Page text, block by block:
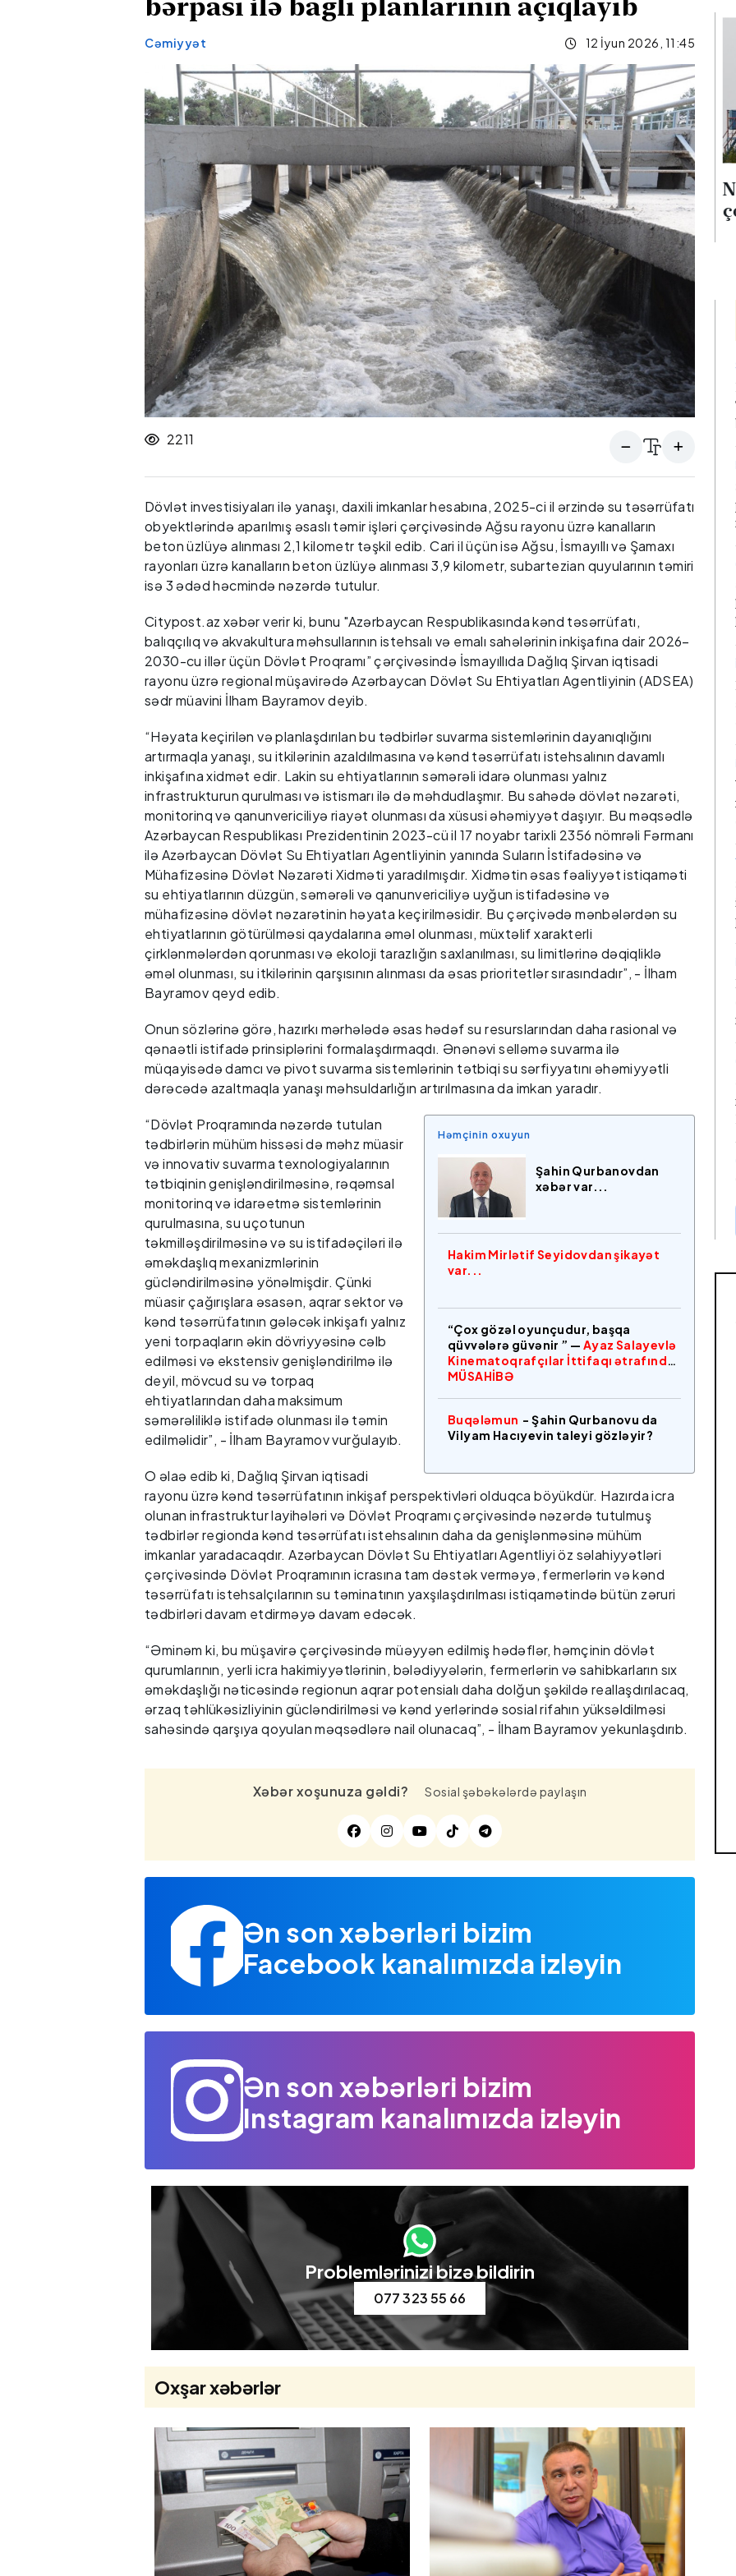
bərpası ilə bağlı planlarının açıqlayıb
Cəmiyyət 12 İyun 2026, 11:45
2211
Dövlət investisiyaları ilə yanaşı, daxili imkanlar hesabına, 2025-ci il ərzində su təsərrüfatı
obyektlərində aparılmış əsaslı təmir işləri çərçivəsində Ağsu rayonu üzrə kanalların
beton üzlüyə alınması 2,1 kilometr təşkil edib. Cari il üçün isə Ağsu, İsmayıllı və Şamaxı
rayonları üzrə kanalların beton üzlüyə alınması 3,9 kilometr, subartezian quyularının təmiri
isə 3 ədəd həcmində nəzərdə tutulur.
Citypost.az xəbər verir ki, bunu "Azərbaycan Respublikasında kənd təsərrüfatı,
balıqçılıq və akvakultura məhsullarının istehsalı və emalı sahələrinin inkişafına dair 2026–
2030-cu illər üçün Dövlət Proqramı” çərçivəsində İsmayıllıda Dağlıq Şirvan iqtisadi
rayonu üzrə regional müşavirədə Azərbaycan Dövlət Su Ehtiyatları Agentliyinin (ADSEA)
sədr müavini İlham Bayramov deyib.
“Həyata keçirilən və planlaşdırılan bu tədbirlər suvarma sistemlərinin dayanıqlığını
artırmaqla yanaşı, su itkilərinin azaldılmasına və kənd təsərrüfatı istehsalının davamlı
inkişafına xidmət edir. Lakin su ehtiyatlarının səmərəli idarə olunması yalnız
infrastrukturun qurulması və istismarı ilə də məhdudlaşmır. Bu sahədə dövlət nəzarəti,
monitorinq və qanunvericiliyə riayət olunması da xüsusi əhəmiyyət daşıyır. Bu məqsədlə
Azərbaycan Respublikası Prezidentinin 2023-cü il 17 noyabr tarixli 2356 nömrəli Fərmanı
ilə Azərbaycan Dövlət Su Ehtiyatları Agentliyinin yanında Suların İstifadəsinə və
Mühafizəsinə Dövlət Nəzarəti Xidməti yaradılmışdır. Xidmətin əsas fəaliyyət istiqaməti
su ehtiyatlarının düzgün, səmərəli və qanunvericiliyə uyğun istifadəsinə və
mühafizəsinə dövlət nəzarətinin həyata keçirilməsidir. Bu çərçivədə mənbələrdən su
ehtiyatlarının götürülməsi qaydalarına əməl olunması, müxtəlif xarakterli
çirklənmələrdən qorunması və ekoloji tarazlığın saxlanılması, su limitlərinə dəqiqliklə
əməl olunması, su itkilərinin qarşısının alınması da əsas prioritetlər sırasındadır”, - İlham
Bayramov qeyd edib.
Onun sözlərinə görə, hazırkı mərhələdə əsas hədəf su resurslarından daha rasional və
qənaətli istifadə prinsiplərini formalaşdırmaqdı. Ənənəvi selləmə suvarma ilə
müqayisədə damcı və pivot suvarma sistemlərinin tətbiqi su sərfiyyatını əhəmiyyətli
dərəcədə azaltmaqla yanaşı məhsuldarlığın artırılmasına da imkan yaradır.
Həmçinin oxuyun
Şahin Qurbanovdan
xəbər var...
Hakim Mirlətif Seyidovdan şikayət
var...
“Çox gözəl oyunçudur, başqa
qüvvələrə güvənir ” — Ayaz Salayevlə
Kinematoqrafçılar İttifaqı ətrafında
MÜSAHİBƏ
Buqələmun - Şahin Qurbanovu da
Vilyam Hacıyevin taleyi gözləyir?
“Dövlət Proqramında nəzərdə tutulan
tədbirlərin mühüm hissəsi də məhz müasir
və innovativ suvarma texnologiyalarının
tətbiqinin genişləndirilməsinə, rəqəmsal
monitorinq və idarəetmə sistemlərinin
qurulmasına, su uçotunun
təkmilləşdirilməsinə və su istifadəçiləri ilə
əməkdaşlıq mexanizmlərinin
gücləndirilməsinə yönəlmişdir. Çünki
müasir çağırışlara əsasən, aqrar sektor və
kənd təsərrüfatının gələcək inkişafı yalnız
yeni torpaqların əkin dövriyyəsinə cəlb
edilməsi və ekstensiv genişləndirilmə ilə
deyil, mövcud su və torpaq
ehtiyatlarından daha maksimum
səmərəliliklə istifadə olunması ilə təmin
edilməlidir”, - İlham Bayramov vurğulayıb.
O əlaə edib ki, Dağlıq Şirvan iqtisadi
rayonu üzrə kənd təsərrüfatının inkişaf perspektivləri olduqca böyükdür. Hazırda icra
olunan infrastruktur layihələri və Dövlət Proqramı çərçivəsində nəzərdə tutulmuş
tədbirlər regionda kənd təsərrüfatı istehsalının daha da genişlənməsinə mühüm
imkanlar yaradacaqdır. Azərbaycan Dövlət Su Ehtiyatları Agentliyi öz səlahiyyətləri
çərçivəsində Dövlət Proqramının icrasına tam dəstək verməyə, fermerlərin və kənd
təsərrüfatı istehsalçılarının su təminatının yaxşılaşdırılması istiqamətində bütün zəruri
tədbirləri davam etdirməyə davam edəcək.
“Əminəm ki, bu müşavirə çərçivəsində müəyyən edilmiş hədəflər, həmçinin dövlət
qurumlarının, yerli icra hakimiyyətlərinin, bələdiyyələrin, fermerlərin və sahibkarların sıx
əməkdaşlığı nəticəsində regionun aqrar potensialı daha dolğun şəkildə reallaşdırılacaq,
ərzaq təhlükəsizliyinin gücləndirilməsi və kənd yerlərində sosial rifahın yüksəldilməsi
sahəsində qarşıya qoyulan məqsədlərə nail olunacaq”, - İlham Bayramov yekunlaşdırıb.
Xəbər xoşunuza gəldi? Sosial şəbəkələrdə paylaşın
Ən son xəbərləri bizim
Facebook kanalımızda izləyin
Ən son xəbərləri bizim
Instagram kanalımızda izləyin
Problemlərinizi bizə bildirin
077 323 55 66
Oxşar xəbərlər
avtoxuliqanlıq edən iki
sürücü saxlanılıb
Ağdərədə mina
hadisəsi baş verib
Neft qiymətləri 5 %-dən
çox aşağı düşüb